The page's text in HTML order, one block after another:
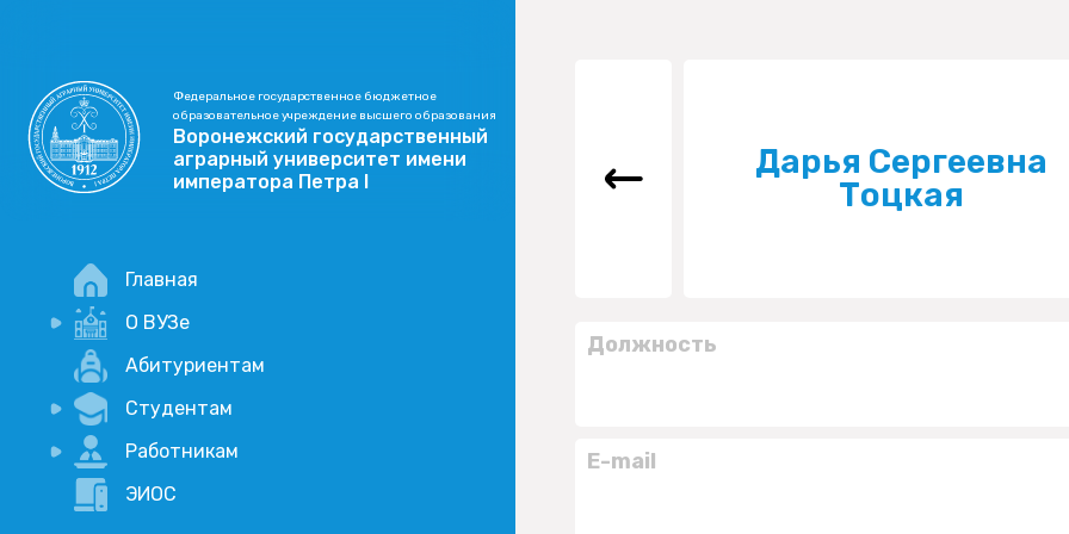
Федеральное государственное бюджетное
образовательное учреждение высшего образования
Воронежский государственный
аграрный университет имени
императора Петра I
Главная
О ВУЗе
Новости
Учебный процесс
Научная деятельность
Абитуриентам
Студентам
Портал дистанционого обучения
Академические отпуска
Работникам
Внимание, опрос!
ЭИОС
Дарья Сергеевна
Тоцкая
Должность
E-mail